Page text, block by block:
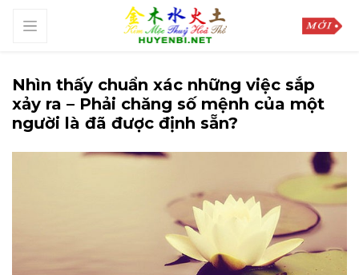
Nhìn thấy chuẩn xác những việc sắp
xảy ra – Phải chăng số mệnh của một
người là đã được định sẵn?